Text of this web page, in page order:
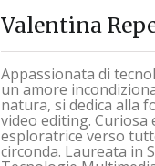
Valentina
Appassionata di
un amore
natura, si dedica alla
video editing. Curiosa
esploratrice verso
circonda. Laureata in